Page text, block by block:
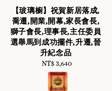
【玻璃櫥】祝賀新居落成,
喬遷,開業,開幕,家長會長,
獅子會長,理事長,主任委員
選舉馬到成功擺件,升遷,晉
升紀念品
Regular
price
NT$ 3,640